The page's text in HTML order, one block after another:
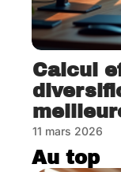
Calcul
11 mars 2026
Au top